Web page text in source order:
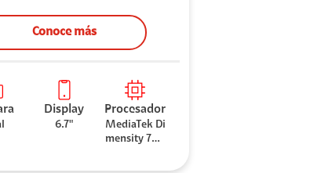
Conoce más
Display
6.7"
Procesador
MediaTek Di
mensity 706